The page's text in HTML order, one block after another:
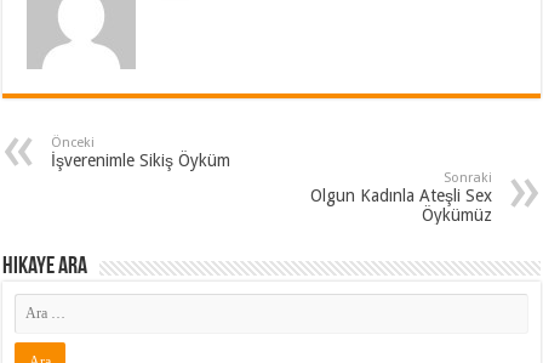
Önceki
İşverenimle Sikiş Öyküm
Sonraki
Olgun Kadınla Ateşli Sex
Öykümüz
Hikaye ARA